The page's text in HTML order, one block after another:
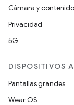
Cámara y
Privacidad
5G
DISPOSITIVOS
Pantallas grandes
Wear OS